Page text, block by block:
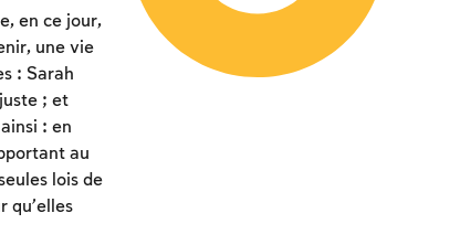
en ce jour,
une vie
: Sarah
; et
: en
au
lois de
qu’elles